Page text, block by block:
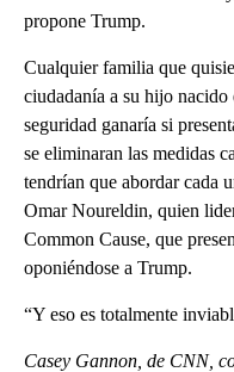
propone Trump.
Cualquier familia que
ciudadanía a su hijo
seguridad ganaría si
se eliminaran las medidas
tendrían que abordar cada
Omar Noureldin, quien
Common Cause, que
oponiéndose a Trump.
“Y eso es totalmente
Casey Gannon, de CNN,